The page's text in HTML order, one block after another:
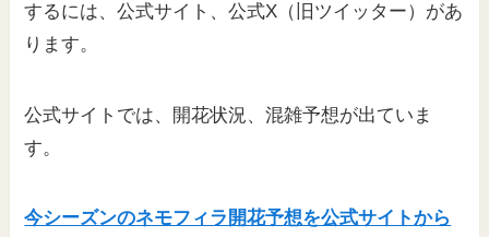
するには、公式サイト、公式X（旧ツイッター）があ
ります。
公式サイトでは、開花状況、混雑予想が出ていま
す。
今シーズンのネモフィラ開花予想を公式サイトから